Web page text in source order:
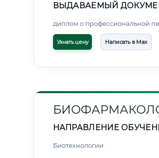
ВЫДАВАЕМЫЙ
диплом о профессиональной
Узнать цену Написать в Max
НАПРАВЛЕНИЕ
Биотехнологии